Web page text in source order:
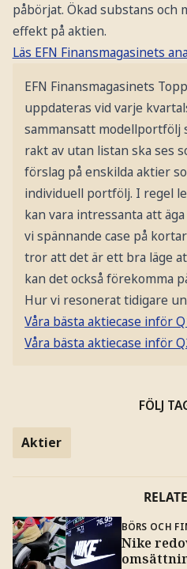
påbörjat. Ökad substans och
effekt på aktien.
Läs EFN Finansmagasinets
EFN Finansmagasinets
uppdateras vid varje
sammansatt modellportfölj
rakt av utan listan ska ses
förslag på enskilda aktier
individuell portfölj. I regel
kan vara intressanta att
vi spännande case på
tror att det är ett bra läge
kan det också förekomma
Hur vi resonerat tidigare
Våra bästa aktiecase inför
Våra bästa aktiecase inför
FÖLJ
Aktier
BÖRS OCH
Nike